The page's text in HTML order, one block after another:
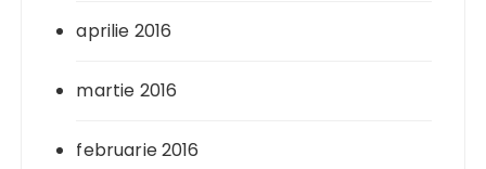
aprilie 2016
martie 2016
februarie 2016